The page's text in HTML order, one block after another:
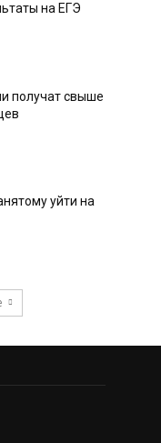
на ЕГЭ
получат свыше
уйти на